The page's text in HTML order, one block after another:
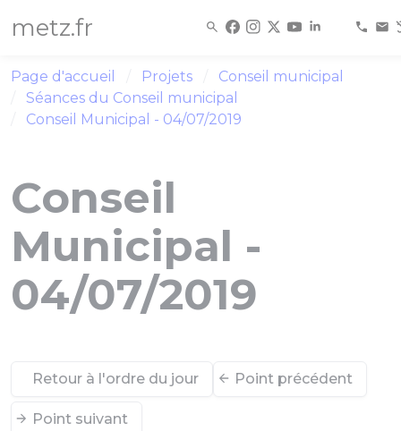
metz.fr
Page d'accueil Projets
Conseil municipal
Séances du Conseil municipal
Conseil Municipal - 04/07/2019
Conseil
Municipal -
04/07/2019
Retour à l'ordre du jour Point précédent
Point suivant